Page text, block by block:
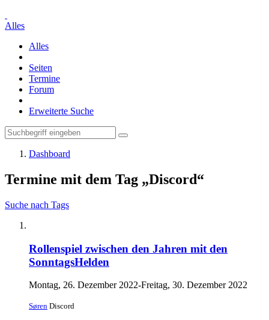
Alles
Alles
Seiten
Termine
Forum
Erweiterte Suche
Dashboard
Termine mit dem Tag „Discord“
Suche nach Tags
Rollenspiel zwischen den Jahren mit den
SonntagsHelden
Montag, 26. Dezember 2022-Freitag, 30. Dezember 2022
Søren Discord